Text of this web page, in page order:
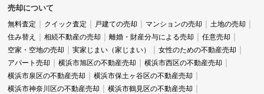
売却について
無料査定 クイック査定 戸建ての売却 マンションの売却
土地の売却
住み替え
相続不動産の売却 離婚・財産分与による売却
任意売却
空家・空地の売却
実家じまい（家じまい）
女性のための不動産売却
アパート売却
横浜市旭区の不動産売却
横浜市西区の不動産売却
横浜市泉区の不動産売却
横浜市保土ヶ谷区の不動産売却
横浜市神奈川区の不動産売却
横浜市鶴見区の不動産売却